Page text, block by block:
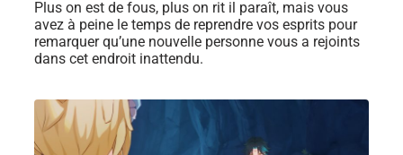
Plus on est de fous, plus on rit il paraît, mais vous
avez à peine le temps de reprendre vos esprits pour
remarquer qu’une nouvelle personne vous a rejoints
dans cet endroit inattendu.